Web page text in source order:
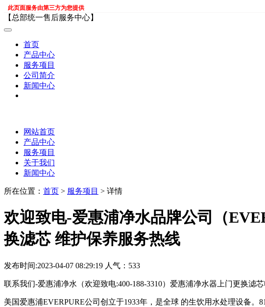
此页面服务由第三方为您提供
【总部统一售后服务中心】
首页
产品中心
服务项目
公司简介
新闻中心
网站首页
产品中心
服务项目
关于我们
新闻中心
所在位置： 首页 > 服务项目 > 详情
欢迎致电-爱惠浦净水品牌公司（
换滤芯 维护保养服务热线
发布时间:2023-04-07 08:29:19 人气：533
联系我们-爱惠浦净水（欢迎致电:400-188-3310）爱惠浦净水器上门更换滤芯
美国爱惠浦EVERPURE公司创立于1933年，是全球 的生饮用水处理设备